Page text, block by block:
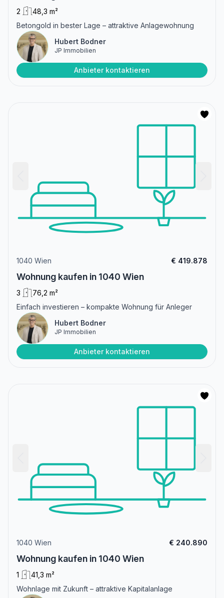
2
48,3 m²
Betongold in bester Lage – attraktive Anlagewohnung
Hubert Bodner
JP Immobilien
Anbieter kontaktieren
1040 Wien € 419.878
Wohnung kaufen in 1040 Wien
3
76,2 m²
Einfach investieren – kompakte Wohnung für Anleger
Hubert Bodner
JP Immobilien
Anbieter kontaktieren
1040 Wien € 240.890
Wohnung kaufen in 1040 Wien
1
41,3 m²
Wohnlage mit Zukunft – attraktive Kapitalanlage